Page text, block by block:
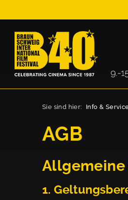
Sie sind hier: Info &
AGB
Allgemeine
1.